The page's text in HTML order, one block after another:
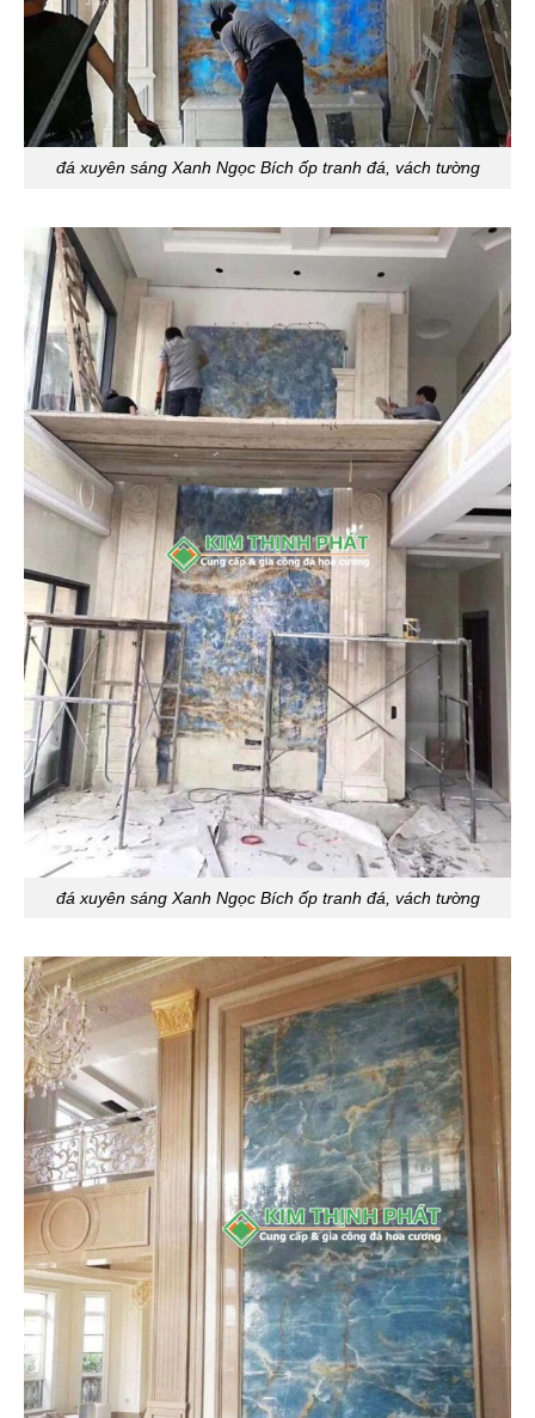
đá xuyên sáng Xanh Ngọc Bích ốp tranh đá, vách tường
đá xuyên sáng Xanh Ngọc Bích ốp tranh đá, vách tường